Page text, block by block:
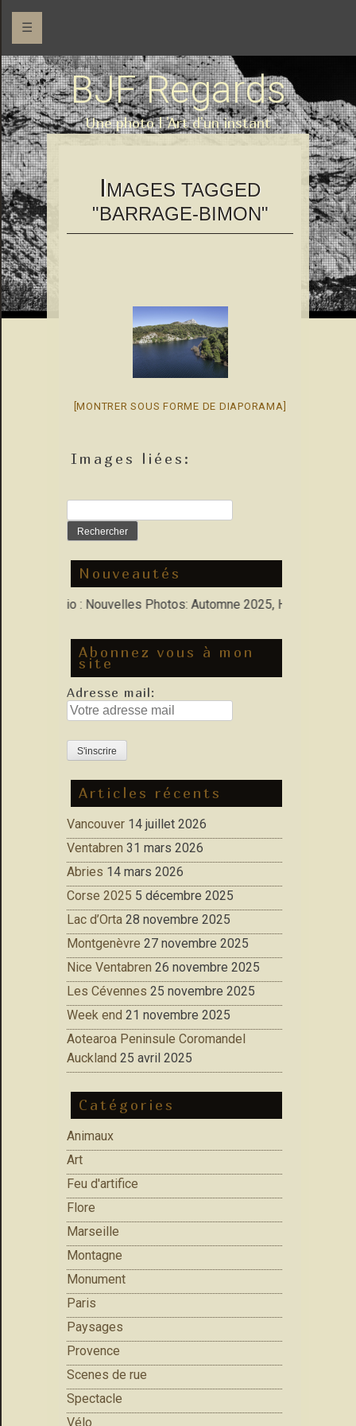
☰
BJF Regards
Une photo l 'Art d'un instant
IMAGES TAGGED
"BARRAGE-BIMON"
[MONTRER SOUS FORME DE DIAPORAMA]
Images liées:
Nouveautés
Porfolio : Nouvelles Photos: Automne 2025, Hiver 2026
Abonnez vous à mon
site
Adresse mail:
Articles récents
Vancouver 14 juillet 2026
Ventabren 31 mars 2026
Abries 14 mars 2026
Corse 2025 5 décembre 2025
Lac d’Orta 28 novembre 2025
Montgenèvre 27 novembre 2025
Nice Ventabren 26 novembre 2025
Les Cévennes 25 novembre 2025
Week end 21 novembre 2025
Aotearoa Peninsule Coromandel
Auckland 25 avril 2025
Catégories
Animaux
Art
Feu d'artifice
Flore
Marseille
Montagne
Monument
Paris
Paysages
Provence
Scenes de rue
Spectacle
Vélo